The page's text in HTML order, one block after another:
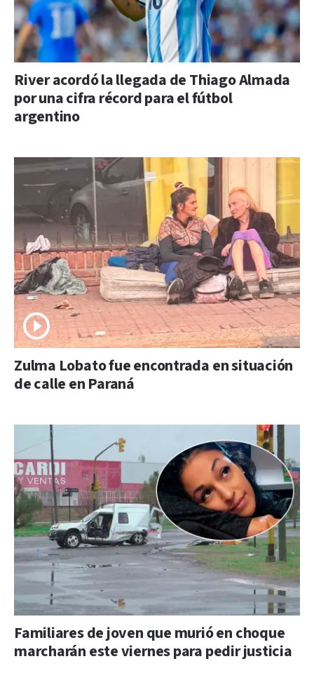
River acordó la llegada de Thiago Almada
por una cifra récord para el fútbol
argentino
Zulma Lobato fue encontrada en situación
de calle en Paraná
Familiares de joven que murió en choque
marcharán este viernes para pedir justicia